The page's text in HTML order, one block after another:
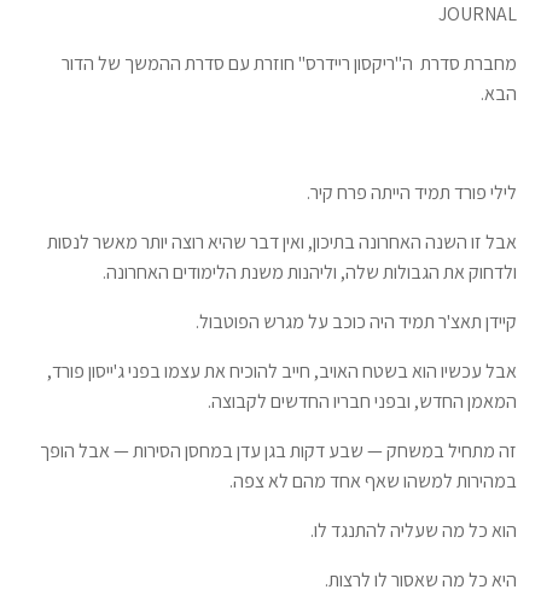
JOURNAL
מחברת סדרת ה"ריקסון ריידרס" חוזרת עם סדרת ההמשך של הדור
הבא.
לילי פורד תמיד הייתה פרח קיר.
אבל זו השנה האחרונה בתיכון, ואין דבר שהיא רוצה יותר מאשר לנסות
ולדחוק את הגבולות שלה, וליהנות משנת הלימודים האחרונה.
קיידן תאצ'ר תמיד היה כוכב על מגרש הפוטבול.
אבל עכשיו הוא בשטח האויב, חייב להוכיח את עצמו בפני ג'ייסון פורד,
המאמן החדש, ובפני חבריו החדשים לקבוצה.
זה מתחיל במשחק — שבע דקות בגן עדן במחסן הסירות — אבל הופך
במהירות למשהו שאף אחד מהם לא צפה.
הוא כל מה שעליה להתנגד לו.
היא כל מה שאסור לו לרצות.